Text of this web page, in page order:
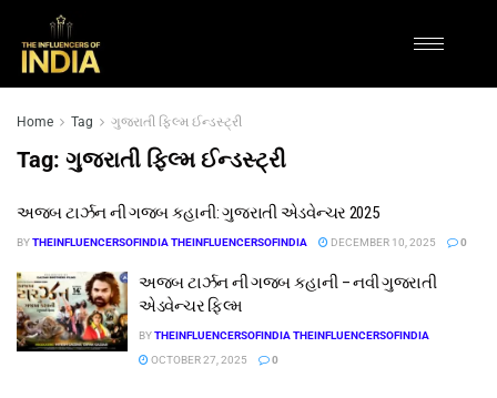
Home Tag ગુજરાતી ફિલ્મ ઈન્ડસ્ટ્રી
Tag: ગુજરાતી ફિલ્મ ઈન્ડસ્ટ્રી
અજબ ટાર્ઝન ની ગજબ કહાની: ગુજરાતી એડવેન્ચર 2025
BYTHEINFLUENCERSOFINDIA THEINFLUENCERSOFINDIA DECEMBER 10, 2025 0
અજબ ટાર્ઝન ની ગજબ કહાની – નવી ગુજરાતી
એડવેન્ચર ફિલ્મ
BYTHEINFLUENCERSOFINDIA THEINFLUENCERSOFINDIA
OCTOBER 27, 2025
0